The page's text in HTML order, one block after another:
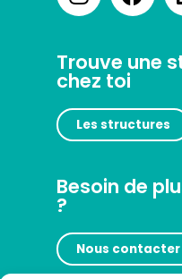
Trouve une
chez toi
Les structures
Besoin de
?
Nous contacter